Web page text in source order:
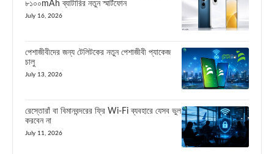
৮১০০mAh ব্যাটারির নতুন স্মার্টফোন
July 16, 2026
পেশাজীবীদের জন্য টেলিটকের নতুন পেশাজীবী প্যাকেজ
চালু
July 13, 2026
রেস্তোরাঁ বা বিমানবন্দরের ফ্রি Wi-Fi ব্যবহারে যেসব ভুল
করবেন না
July 11, 2026